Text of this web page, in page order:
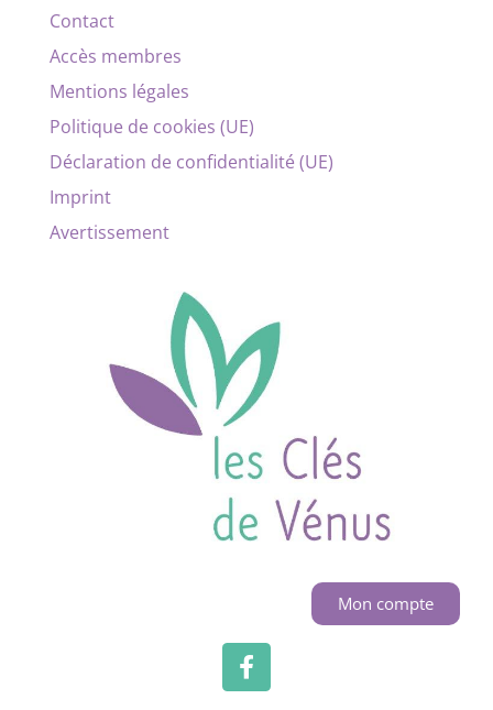
Contact
Accès membres
Mentions légales
Politique de cookies (UE)
Déclaration de confidentialité (UE)
Imprint
Avertissement
Mon compte